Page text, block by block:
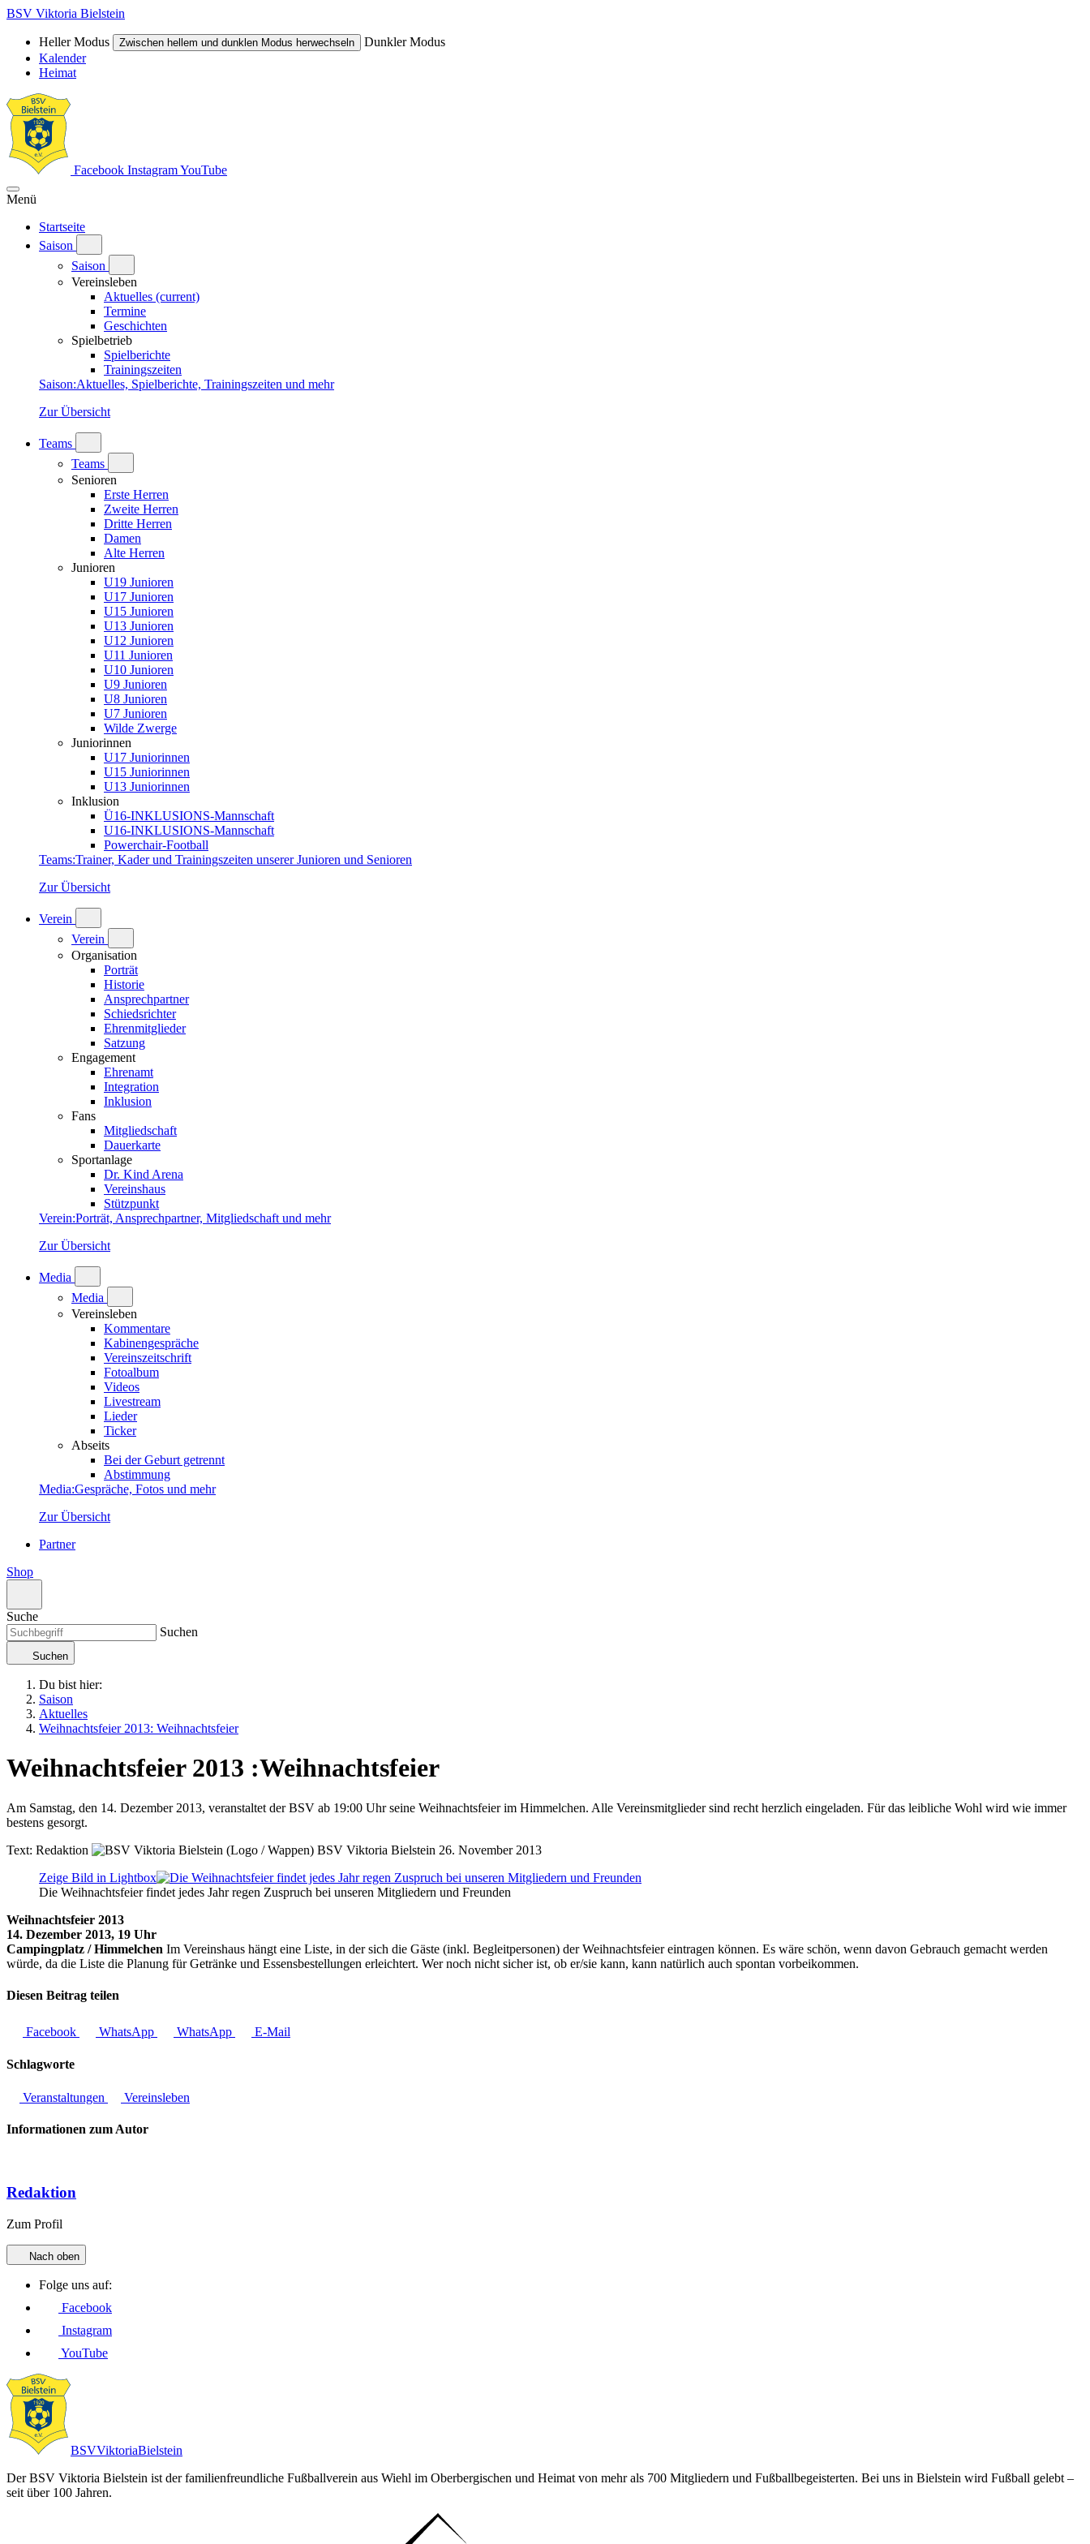
BSV Viktoria Bielstein
Heller Modus Zwischen hellem und dunklen Modus herwechseln
Dunkler Modus
Kalender
Heimat
Facebook InstagramYouTube
Menü
Startseite
Saison
Saison
Vereinsleben
Aktuelles (current)
Termine
Geschichten
Spielbetrieb
Spielberichte
Trainingszeiten
Saison:Aktuelles, Spielberichte, Trainingszeiten und mehr
Zur Übersicht
Teams
Teams
Senioren
Erste Herren
Zweite Herren
Dritte Herren
Damen
Alte Herren
Junioren
U19 Junioren
U17 Junioren
U15 Junioren
U13 Junioren
U12 Junioren
U11 Junioren
U10 Junioren
U9 Junioren
U8 Junioren
U7 Junioren
Wilde Zwerge
Juniorinnen
U17 Juniorinnen
U15 Juniorinnen
U13 Juniorinnen
Inklusion
Ü16-INKLUSIONS-Mannschaft
U16-INKLUSIONS-Mannschaft
Powerchair-Football
Teams:Trainer, Kader und Trainingszeiten unserer Junioren und Senioren
Zur Übersicht
Verein
Verein
Organisation
Porträt
Historie
Ansprechpartner
Schiedsrichter
Ehrenmitglieder
Satzung
Engagement
Ehrenamt
Integration
Inklusion
Fans
Mitgliedschaft
Dauerkarte
Sportanlage
Dr. Kind Arena
Vereinshaus
Stützpunkt
Verein:Porträt, Ansprechpartner, Mitgliedschaft und mehr
Zur Übersicht
Media
Media
Vereinsleben
Kommentare
Kabinengespräche
Vereinszeitschrift
Fotoalbum
Videos
Livestream
Lieder
Ticker
Abseits
Bei der Geburt getrennt
Abstimmung
Media:Gespräche, Fotos und mehr
Zur Übersicht
Partner
Shop
Suche
Suchen
Suchen
Du bist hier:
Saison
Aktuelles
Weihnachtsfeier 2013: Weihnachtsfeier
Weihnachtsfeier 2013 :Weihnachtsfeier
Am Samstag, den 14. Dezember 2013, veranstaltet der BSV ab 19:00 Uhr seine Weihnachtsfeier im Himmelchen. Alle Vereinsmitglieder sind recht herzlich eingeladen. Für das leibliche Wohl wird wie immer
bestens gesorgt.
Text: Redaktion BSV Viktoria Bielstein 26. November 2013
Zeige Bild in Lightbox
Die Weihnachtsfeier findet jedes Jahr regen Zuspruch bei unseren Mitgliedern und Freunden
Weihnachtsfeier 2013
14. Dezember 2013, 19 Uhr
Campingplatz / Himmelchen Im Vereinshaus hängt eine Liste, in der sich die Gäste (inkl. Begleitpersonen) der Weihnachtsfeier eintragen können. Es wäre schön, wenn davon Gebrauch gemacht werden
würde, da die Liste die Planung für Getränke und Essensbestellungen erleichtert. Wer noch nicht sicher ist, ob er/sie kann, kann natürlich auch spontan vorbeikommen.
Diesen Beitrag teilen
Facebook WhatsApp WhatsApp E-Mail
Schlagworte
Veranstaltungen Vereinsleben
Informationen zum Autor
Redaktion
Zum Profil
Nach oben
Folge uns auf:
Facebook
Instagram
YouTube
BSVViktoriaBielstein
Der BSV Viktoria Bielstein ist der familienfreundliche Fußballverein aus Wiehl im Oberbergischen und Heimat von mehr als 700 Mitgliedern und Fußballbegeisterten. Bei uns in Bielstein wird Fußball gelebt –
seit über 100 Jahren.